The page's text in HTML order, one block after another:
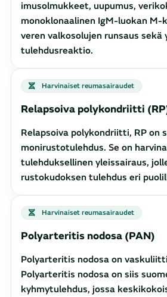
imusolmukkeet, uupumus,
monoklonaalinen IgM-luokan M-
veren valkosolujen runsaus sekä
tulehdusreaktio.
Harvinaiset reumasairaudet
Relapsoiva polykondriitti
Relapsoiva polykondriitti, RP on
monirustotulehdus. Se on
tulehduksellinen yleissairaus,
rustokudoksen tulehdus eri
Harvinaiset reumasairaudet
Polyarteritis nodosa (PAN)
Polyarteritis nodosa on
Polyarteritis nodosa on siis
kyhmytulehdus, jossa